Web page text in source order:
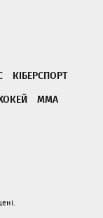
КІБЕРСПОРТ
ММА